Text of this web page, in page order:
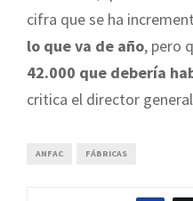
cifra que se ha
lo que va de año, pero
42.000 que debería
critica el director
ANFAC FÁBRICAS